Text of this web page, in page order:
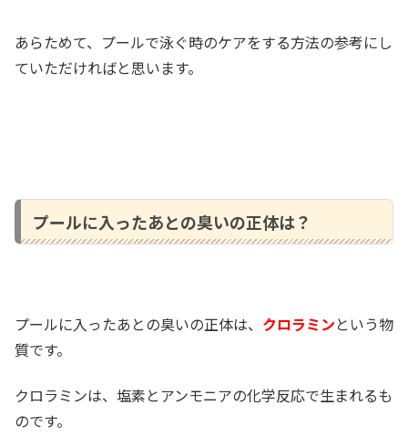
あらためて、プールで泳ぐ時のケアをする方法の参考にし
ていただければと思います。
プールに入ったあとの臭いの正体は？
プールに入ったあとの臭いの正体は、 クロラミンという物
質です。
クロラミンは、塩素とアンモニアの化学反応で生まれるも
のです。